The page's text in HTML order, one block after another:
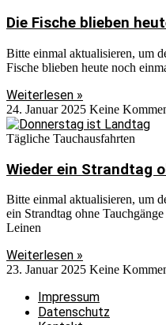
Die Fische blieben
Bitte einmal aktualisieren, um
Fische blieben heute noch
Weiterlesen »
24. Januar 2025 Keine
Tägliche Tauchausfahrten
Wieder ein Strandtag
Bitte einmal aktualisieren, um
ein Strandtag ohne
Leinen
Weiterlesen »
23. Januar 2025 Keine
Impressum
Datenschutz